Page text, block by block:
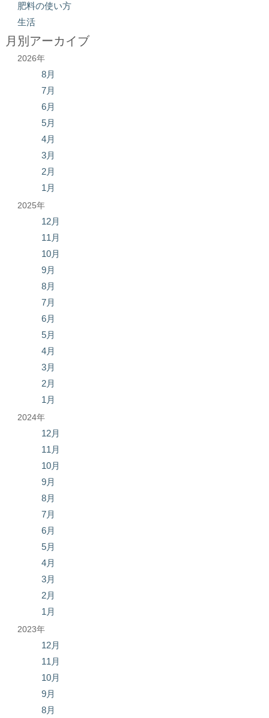
肥料の使い方
生活
月別アーカイブ
2026年
8月
7月
6月
5月
4月
3月
2月
1月
2025年
12月
11月
10月
9月
8月
7月
6月
5月
4月
3月
2月
1月
2024年
12月
11月
10月
9月
8月
7月
6月
5月
4月
3月
2月
1月
2023年
12月
11月
10月
9月
8月